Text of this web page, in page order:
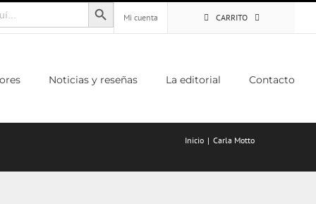
Mi cuenta
CARRITO
Noticias y reseñas La editorial Contacto
Inicio Carla Motto